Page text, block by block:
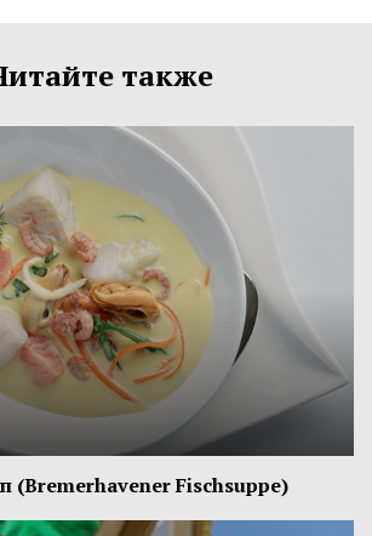
также
(Bremerhavener Fischsuppe)